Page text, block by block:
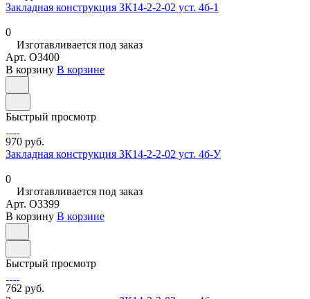
Закладная конструкция ЗК14-2-2-02 уст. 4б-1
0
Изготавливается под заказ
Арт. O3400
В корзину В корзине
Быстрый просмотр
970 руб.
Закладная конструкция ЗК14-2-2-02 уст. 4б-У
0
Изготавливается под заказ
Арт. O3399
В корзину В корзине
Быстрый просмотр
762 руб.